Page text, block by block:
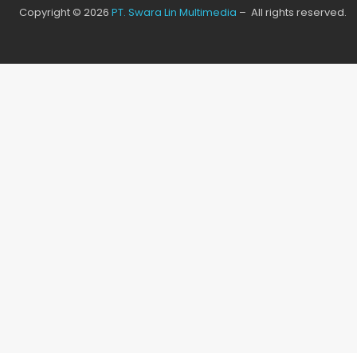
Copyright © 2026 PT. Swara Lin Multimedia – All rights reserved.